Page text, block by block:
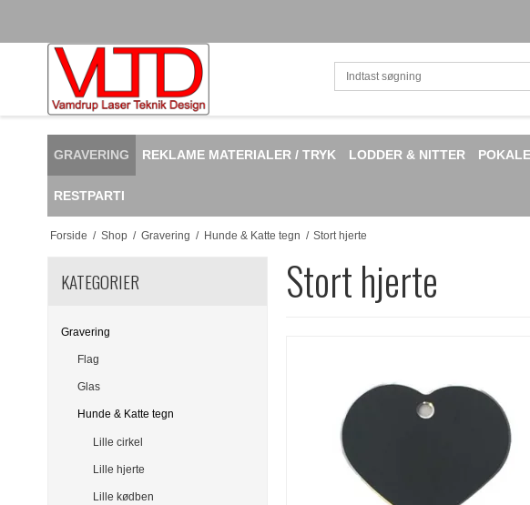
GRAVERING REKLAME MATERIALER / TRYK LODDER & NITTER
RESTPARTI
Forside / Shop / Gravering / Hunde & Katte tegn / Stort hjerte
KATEGORIER
Gravering
Flag
Glas
Hunde & Katte tegn
Lille cirkel
Lille hjerte
Lille kødben
Stort hjerte